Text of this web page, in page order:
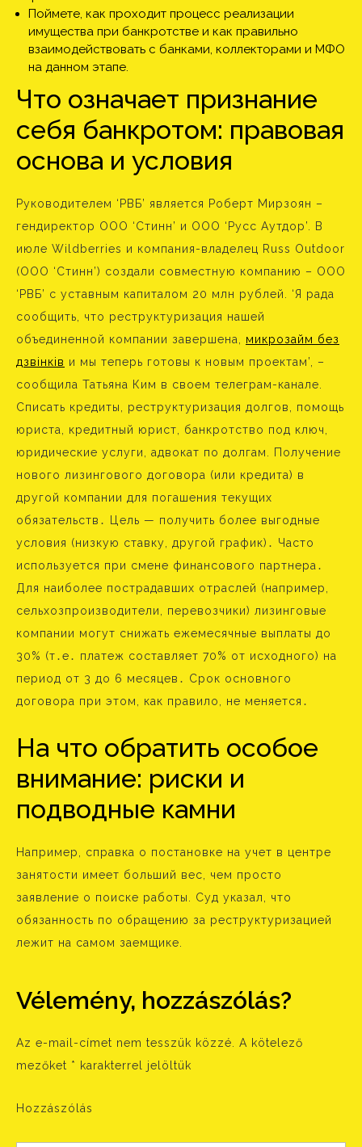
Поймете, как проходит процесс реализации
имущества при банкротстве и как правильно
взаимодействовать с банками, коллекторами и МФО
на данном этапе.
Что означает признание
себя банкротом: правовая
основа и условия
Руководителем ‘РВБ’ является Роберт Мирзоян –
гендиректор ООО ‘Стинн’ и ООО ‘Русс Аутдор’. В
июле Wildberries и компания-владелец Russ Outdoor
(ООО ‘Стинн’) создали совместную компанию – ООО
‘РВБ’ с уставным капиталом 20 млн рублей. ‘Я рада
сообщить, что реструктуризация нашей
объединенной компании завершена, микрозайм без
дзвінків и мы теперь готовы к новым проектам’, –
сообщила Татьяна Ким в своем телеграм-канале.
Списать кредиты, реструктуризация долгов, помощь
юриста, кредитный юрист, банкротство под ключ,
юридические услуги, адвокат по долгам. Получение
нового лизингового договора (или кредита) в
другой компании для погашения текущих
обязательств․ Цель — получить более выгодные
условия (низкую ставку, другой график)․ Часто
используется при смене финансового партнера․
Для наиболее пострадавших отраслей (например,
сельхозпроизводители, перевозчики) лизинговые
компании могут снижать ежемесячные выплаты до
30% (т․е․ платеж составляет 70% от исходного) на
период от 3 до 6 месяцев․ Срок основного
договора при этом, как правило, не меняется․
На что обратить особое
внимание: риски и
подводные камни
Например, справка о постановке на учет в центре
занятости имеет больший вес, чем просто
заявление о поиске работы. Суд указал, что
обязанность по обращению за реструктуризацией
лежит на самом заемщике.
Vélemény, hozzászólás?
Az e-mail-címet nem tesszük közzé.
A kötelező
mezőket * karakterrel jelöltük
Hozzászólás